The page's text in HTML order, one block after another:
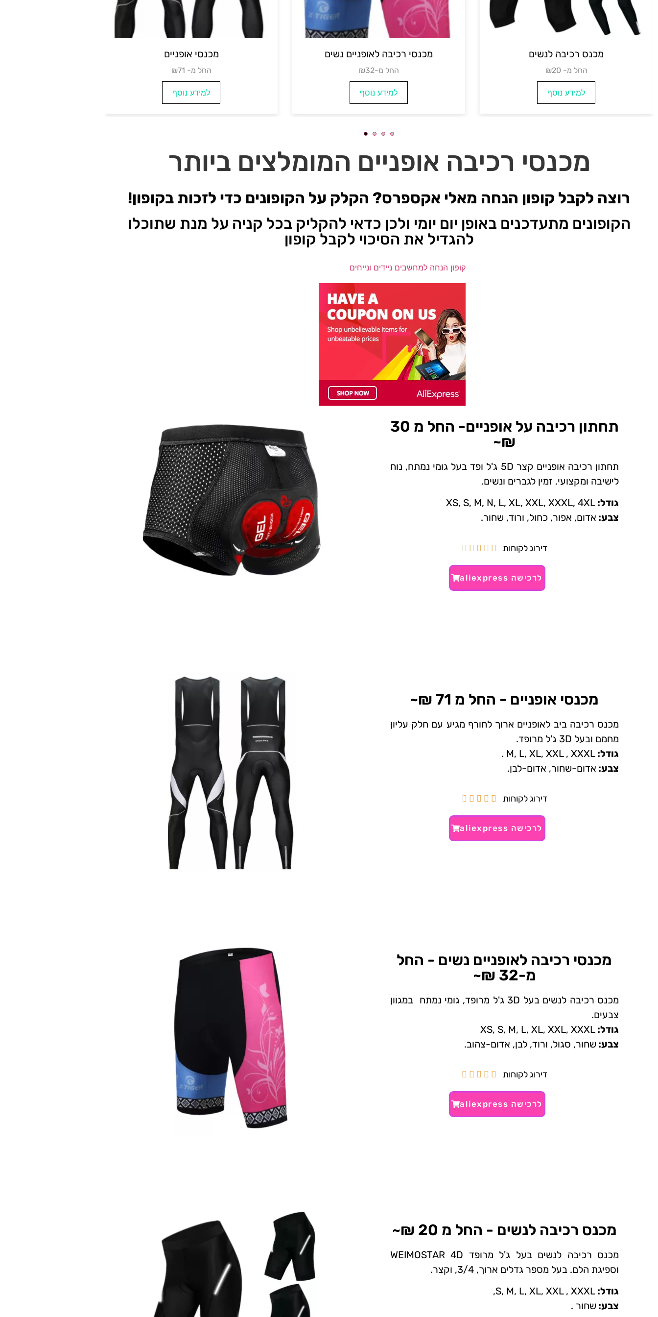
מכנסי רכיבה לאופניים נשים מכנס רכיבה לנשים רכיבה לאופניים גברים
מכנסי רכיבה אופניים המומלצים ביותר
רוצה לקבל קופון הנחה מאלי אקספרס? הקלק על הקופונים כדי לזכות בקופון!
הקופונים מתעדכנים באופן יום יומי ולכן כדאי להקליק בכל קניה על מנת שתוכלו
להגדיל את הסיכוי לקבל קופון
קופון הנחה למחשבים ניידים ונייחים
תחתון רכיבה על אופניים- החל מ 30
₪~
תחתון רכיבה אופניים קצר 5D ג'ל ופד בעל גומי נמתח, נוח
לישיבה ומקצועי. זמין לגברים ונשים.
גודל: XS, S, M, N, L, XL, XXL, XXXL, 4XL
צבע: אדום, אפור, כחול, ורוד, שחור.
דירוג לקוחות 




לרכישה aliexpress
מכנסי אופניים - החל מ 71 ₪~
מכנס רכיבה ביב לאופניים ארוך לחורף מגיע עם חלק עליון
מחמם ובעל 3D ג'ל מרופד.
גודל: M, L, XL, XXL , XXXL .
צבע: אדום-שחור, אדום-לבן.
דירוג לקוחות 




לרכישה aliexpress
מכנסי רכיבה לאופניים נשים - החל
מ-32 ₪~
מכנס רכיבה לנשים בעל 3D ג'ל מרופד, גומי נמתח במגוון
צבעים.
גודל: XS, S, M, L, XL, XXL, XXXL
צבע: שחור, סגול, ורוד, לבן, אדום-צהוב.
דירוג לקוחות 




לרכישה aliexpress
מכנס רכיבה לנשים - החל מ 20 ₪~
מכנס רכיבה לנשים בעל ג'ל מרופד WEIMOSTAR 4D
וספיגת הלם. בעל מספר גדלים ארוך, 3/4,
וקצר.
גודל: S, M, L, XL, XXL , XXXL,
צבע: שחור .